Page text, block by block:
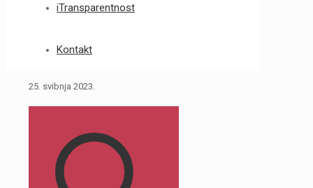
iTransparentnost
Kontakt
25. svibnja 2023.